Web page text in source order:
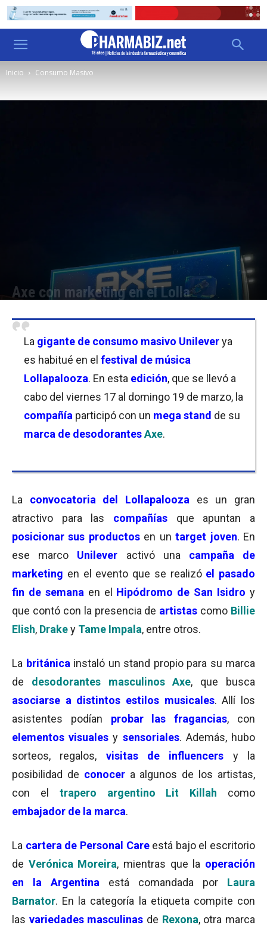
Inicio Consumo Masivo
Axe con marketing en el Lolla
La gigante de consumo masivo Unileverya
es habitué en el festival de música
Lollapalooza. En esta edición, que se llevó a
cabo del viernes 17 al domingo 19 de marzo, la
compañía participó con un mega stand de su
marca de desodorantesAxe.
La convocatoria del Lollapalooza es un gran
atractivo para las compañías que apuntan a
posicionar sus productosen untarget joven. En
ese marco Unilever activó una campaña de
marketing en el evento que se realizó el pasado
fin de semana en el Hipódromo de San Isidro y
que contó con la presencia de artistas como Billie
Elish, Drakey Tame Impala, entre otros.
La británica instaló un stand propio para su marca
de desodorantes masculinosAxe, que busca
asociarse a distintos estilos musicales. Allí los
asistentes podían probar las fragancias, con
elementos visuales y sensoriales. Además, hubo
sorteos, regalos, visitas de influencers y la
posibilidad de conocera algunos de los artistas,
con el trapero argentino Lit Killah como
embajador de la marca.
La cartera de Personal Care está bajo el escritorio
de Verónica Moreira, mientras que la operación
en la Argentina está comandada por Laura
Barnator. En la categoría la etiqueta compite con
las variedades masculinas de Rexona, otra marca